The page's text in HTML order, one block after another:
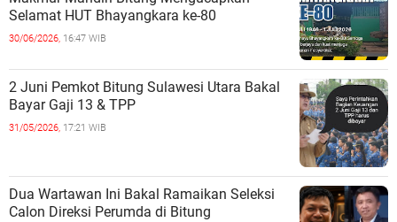
Selamat HUT Bhayangkara ke-80
30/06/2026, 16:47 WIB
2 Juni Pemkot Bitung Sulawesi Utara Bakal
Bayar Gaji 13 & TPP
31/05/2026, 17:21 WIB
Dua Wartawan Ini Bakal Ramaikan Seleksi
Calon Direksi Perumda di Bitung